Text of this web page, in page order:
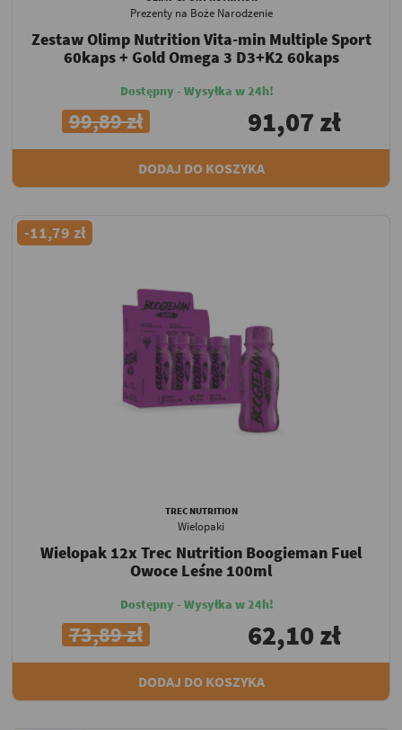
Prezenty na Boże Narodzenie
Zestaw Olimp Nutrition Vita-min Multiple Sport
60kaps + Gold Omega 3 D3+K2 60kaps
Dostępny - Wysyłka w 24h!
99,89 zł 91,07 zł
DODAJ DO KOSZYKA
-11,79 zł
TREC NUTRITION
Wielopaki
Wielopak 12x Trec Nutrition Boogieman Fuel
Owoce Leśne 100ml
Dostępny - Wysyłka w 24h!
73,89 zł 62,10 zł
DODAJ DO KOSZYKA